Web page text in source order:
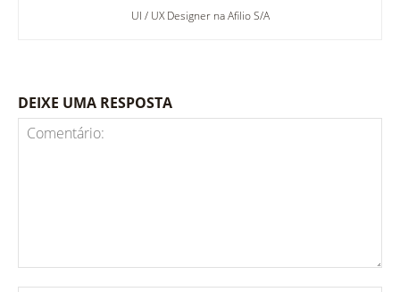
UI / UX Designer na Afilio S/A
DEIXE UMA RESPOSTA